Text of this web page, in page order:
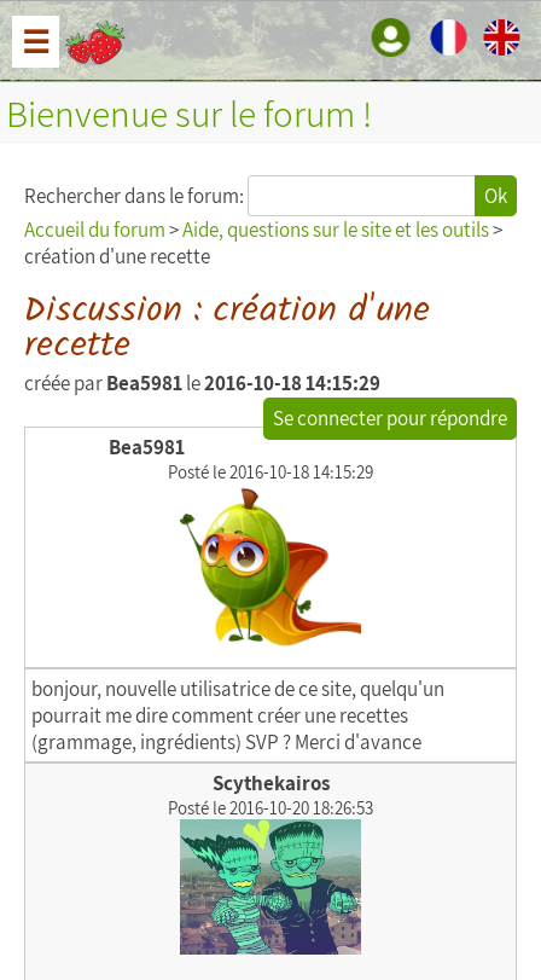
☰
Bienvenue sur le forum !
Rechercher dans le forum:
Ok
Accueil du forum>Aide, questions sur le site et les outils>
création d'une recette
Discussion : création d'une
recette
créée parBea5981le2016-10-18 14:15:29
Se connecter pour répondre
Bea5981
Posté le 2016-10-18 14:15:29
bonjour, nouvelle utilisatrice de ce site, quelqu'un
pourrait me dire comment créer une recettes
(grammage, ingrédients) SVP ? Merci d'avance
Scythekairos
Posté le 2016-10-20 18:26:53